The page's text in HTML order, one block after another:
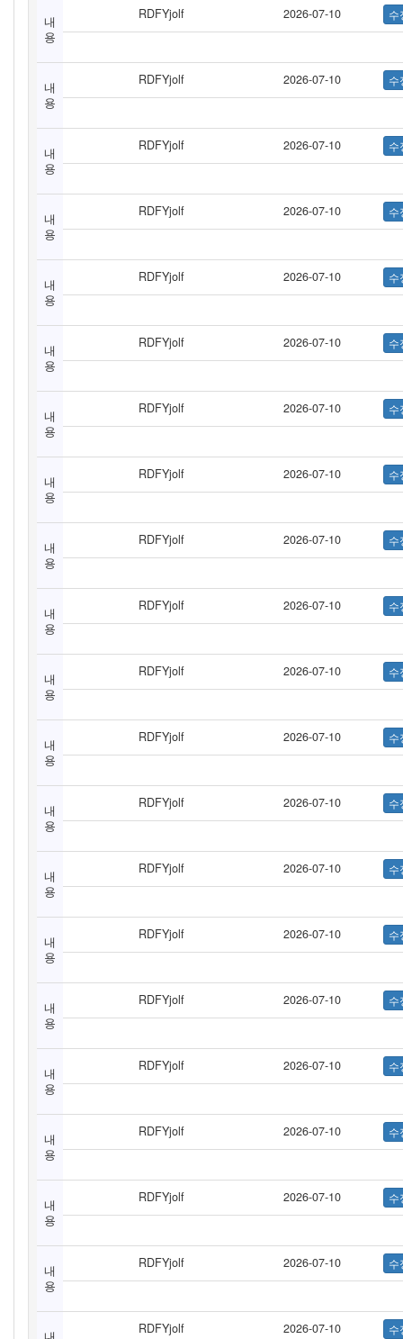
내
용
RDFYjolf 2026-07-10
내
용
RDFYjolf 2026-07-10
내
용
RDFYjolf 2026-07-10
내
용
RDFYjolf 2026-07-10
내
용
RDFYjolf 2026-07-10
내
용
RDFYjolf 2026-07-10
내
용
RDFYjolf 2026-07-10
내
용
RDFYjolf 2026-07-10
내
용
RDFYjolf 2026-07-10
내
용
RDFYjolf 2026-07-10
내
용
RDFYjolf 2026-07-10
내
용
RDFYjolf 2026-07-10
내
용
RDFYjolf 2026-07-10
내
용
RDFYjolf 2026-07-10
내
용
RDFYjolf 2026-07-10
내
용
RDFYjolf 2026-07-10
내
용
RDFYjolf 2026-07-10
내
용
RDFYjolf 2026-07-10
내
용
RDFYjolf 2026-07-10
내
용
RDFYjolf 2026-07-10
RDFYjolf 2026-07-10